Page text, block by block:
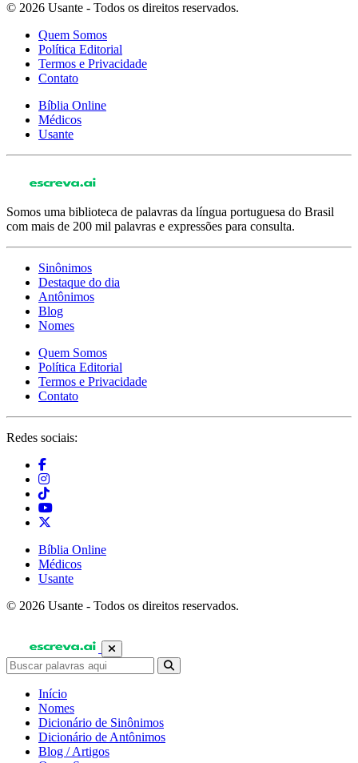
© 2026 Usante - Todos os direitos reservados.
Quem Somos
Política Editorial
Termos e Privacidade
Contato
Bíblia Online
Médicos
Usante
Somos uma biblioteca de palavras da língua portuguesa do Brasil
com mais de 200 mil palavras e expressões para consulta.
Sinônimos
Destaque do dia
Antônimos
Blog
Nomes
Quem Somos
Política Editorial
Termos e Privacidade
Contato
Redes sociais:
Bíblia Online
Médicos
Usante
© 2026 Usante - Todos os direitos reservados.
Início
Nomes
Dicionário de Sinônimos
Dicionário de Antônimos
Blog / Artigos